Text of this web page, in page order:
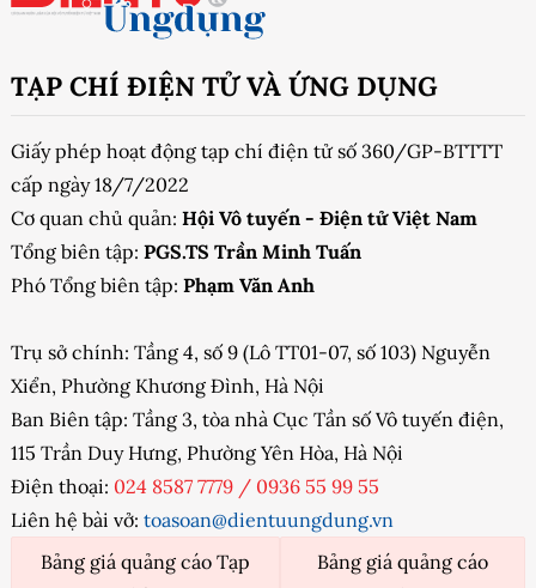
TẠP CHÍ ĐIỆN TỬ VÀ ỨNG DỤNG
Giấy phép hoạt động tạp chí điện tử số 360/GP-BTTTT
cấp ngày 18/7/2022
Cơ quan chủ quản: Hội Vô tuyến - Điện tử Việt Nam
Tổng biên tập: PGS.TS Trần Minh Tuấn
Phó Tổng biên tập: Phạm Văn Anh
Trụ sở chính: Tầng 4, số 9 (Lô TT01-07, số 103) Nguyễn
Xiển, Phường Khương Đình, Hà Nội
Ban Biên tập: Tầng 3, tòa nhà Cục Tần số Vô tuyến điện,
115 Trần Duy Hưng, Phường Yên Hòa, Hà Nội
Điện thoại: 024 8587 7779 / 0936 55 99 55
Liên hệ bài vở: toasoan@dientuungdung.vn
Bảng giá quảng cáo Tạp
Bảng giá quảng cáo